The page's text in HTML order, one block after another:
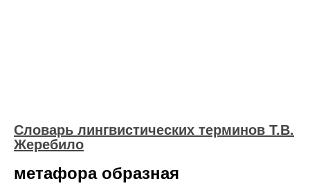
Словарь лингвистических терминов Т.В.
Жеребило
метафора образная